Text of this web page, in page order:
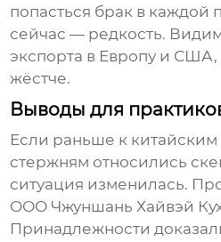
попасться брак в каждой
сейчас — редкость.
экспорта в Европу и США,
жёстче.
Выводы для
Если раньше к китайским
стержням относились
ситуация изменилась.
ООО Чжуншань Хайвэй
Принадлежности